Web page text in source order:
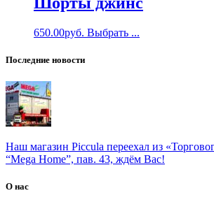
650.00руб. Выбрать ...
Последние новости
Наш магазин Piccula переехал из
“Mega Home”, пав. 43, ждём Вас!
О нас